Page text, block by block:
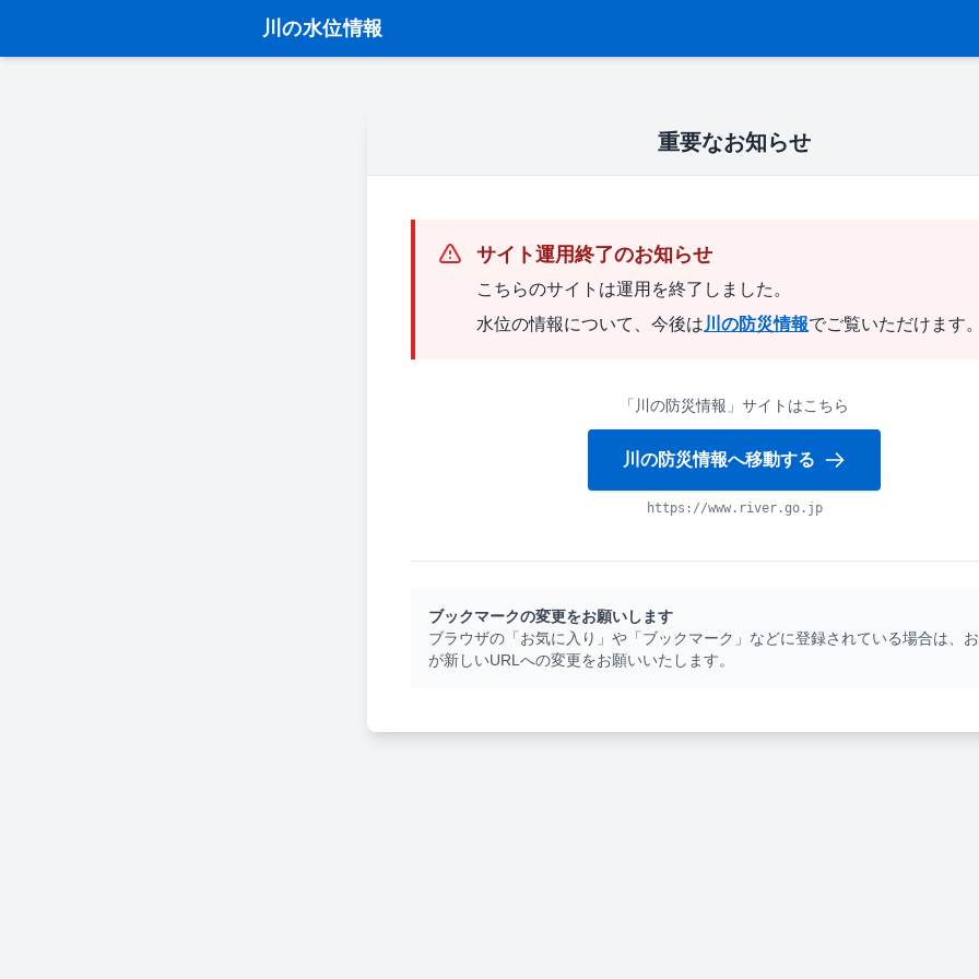
川の水位情報
重要なお知らせ
サイト運用終了のお知らせ
こちらのサイトは運用を終了しました。
水位の情報について、今後は 川の防災情報でご覧いただけます
「川の防災情報」サイトはこちら
川の防災情報へ移動する
https://www.river.go.jp
ブックマークの変更をお願いします
ブラウザの「お気に入り」や「ブックマーク」などに登録されている場合は、
が新しいURLへの変更をお願いいたします。